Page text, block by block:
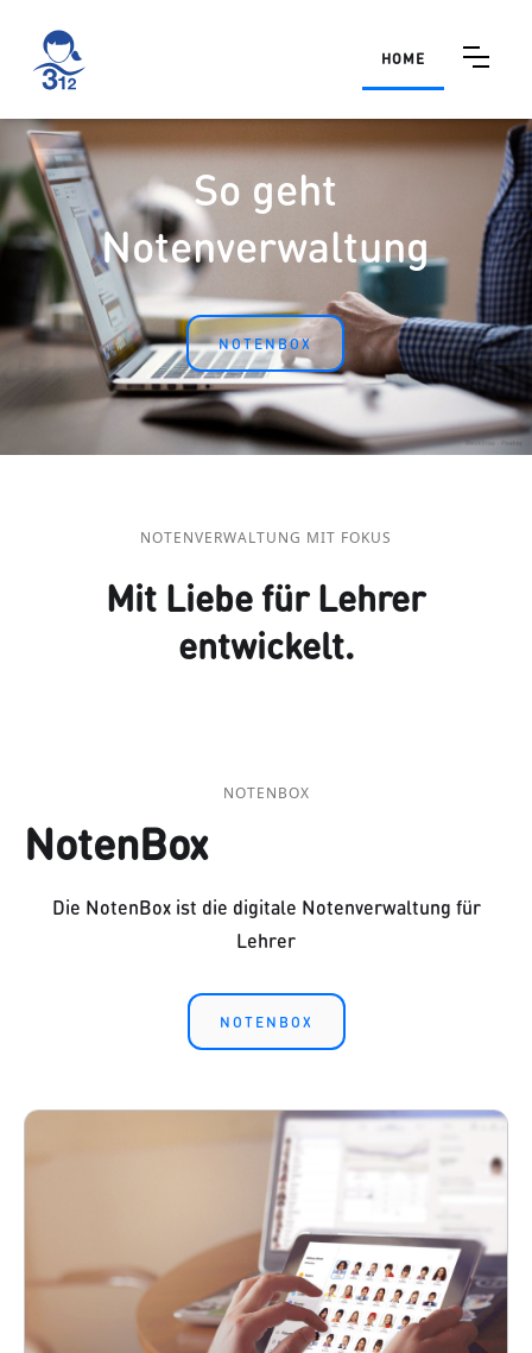
HOME
So geht
Notenverwaltung
NOTENBOX
NOTENVERWALTUNG MIT FOKUS
Mit Liebe für Lehrer
entwickelt.
NOTENBOX
NotenBox
Die NotenBox ist die digitale Notenverwaltung für
Lehrer
NOTENBOX